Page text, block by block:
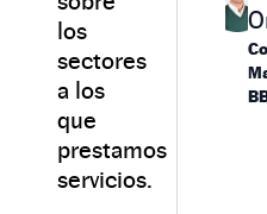
los
sectores
a los
que
prestamos
servicios.